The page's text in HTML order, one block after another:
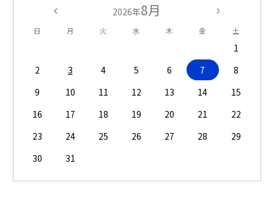
2026年8月
日 月 火 水 木 金 土
1
2
3 4 5 6 7
8
9
10 11 12 13 14
15
16
17 18 19 20 21
22
23
24 25 26 27 28
29
30
31